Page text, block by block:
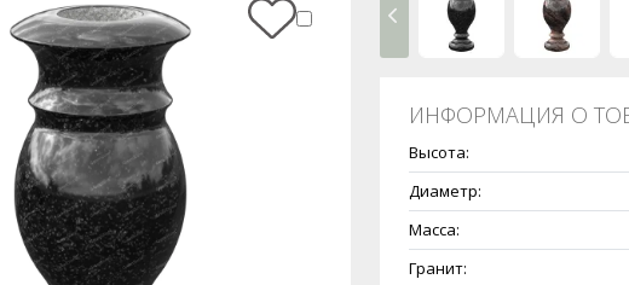
ИНФОРМАЦИЯ О
Высота:
Диаметр:
Масса:
Гранит: